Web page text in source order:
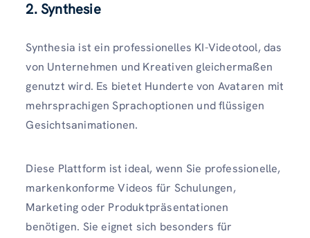
2. Synthesie
Synthesia ist ein professionelles KI-Videotool, das
von Unternehmen und Kreativen gleichermaßen
genutzt wird. Es bietet Hunderte von Avataren mit
mehrsprachigen Sprachoptionen und flüssigen
Gesichtsanimationen.
Diese Plattform ist ideal, wenn Sie professionelle,
markenkonforme Videos für Schulungen,
Marketing oder Produktpräsentationen
benötigen. Sie eignet sich besonders für